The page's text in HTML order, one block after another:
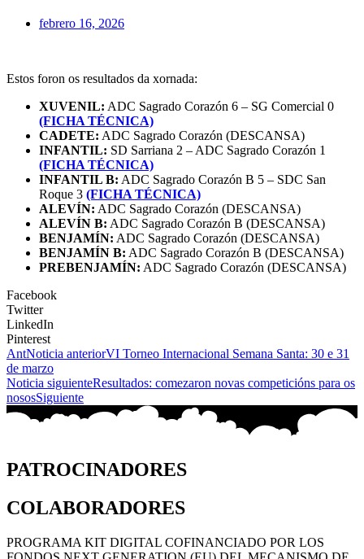
febrero 16, 2026
Estos foron os resultados da xornada:
XUVENIL: ADC Sagrado Corazón 6 – SG Comercial 0
(FICHA TÉCNICA)
CADETE: ADC Sagrado Corazón (DESCANSA)
INFANTIL: SD Sarriana 2 – ADC Sagrado Corazón 1
(FICHA TÉCNICA)
INFANTIL B: ADC Sagrado Corazón B 5 – SDC San
Roque 3 (FICHA TÉCNICA)
ALEVÍN: ADC Sagrado Corazón (DESCANSA)
ALEVÍN B: ADC Sagrado Corazón B (DESCANSA)
BENJAMÍN: ADC Sagrado Corazón (DESCANSA)
BENJAMÍN B: ADC Sagrado Corazón B (DESCANSA)
PREBENJAMÍN: ADC Sagrado Corazón (DESCANSA)
Facebook
Twitter
LinkedIn
Pinterest
AntNoticia anteriorVI Torneo Internacional Semana Santa: 30 e 31
de marzo
Noticia siguienteResultados: comezaron novas competicións para os
nososSiguiente
PATROCINADORES
COLABORADORES
PROGRAMA KIT DIGITAL COFINANCIADO POR LOS